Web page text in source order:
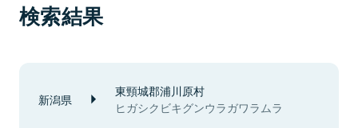
検索結果
新潟県 東頸城郡浦川原村
ヒガシクビキグンウラガワラムラ